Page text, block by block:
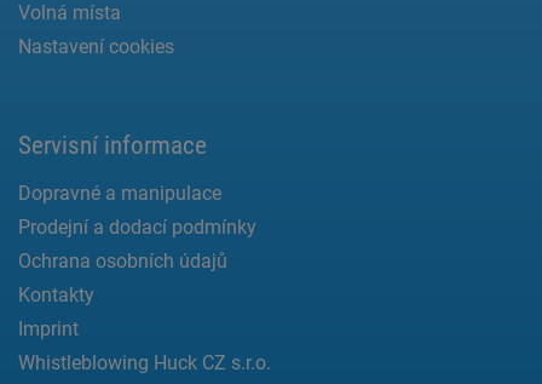
Volná místa
Nastavení cookies
Servisní informace
Dopravné a manipulace
Prodejní a dodací podmínky
Ochrana osobních údajů
Kontakty
Imprint
Whistleblowing Huck CZ s.r.o.